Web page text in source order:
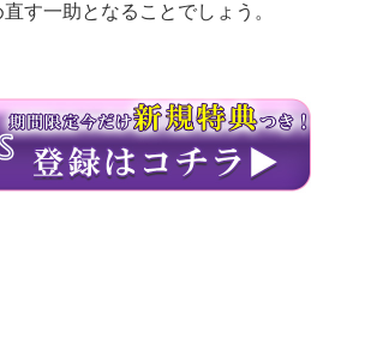
す一助となることでしょう。